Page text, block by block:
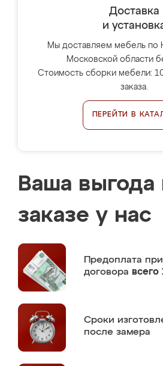
Доставка
и
Мы доставляем мебель по
Московской области
Стоимость сборки мебели:
заказа.
ПЕРЕЙТИ В
Ваша выгода
заказе у нас
Предоплата
договора всего
Сроки
после замера